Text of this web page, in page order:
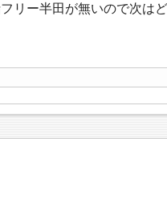
リー半田が無いので次は